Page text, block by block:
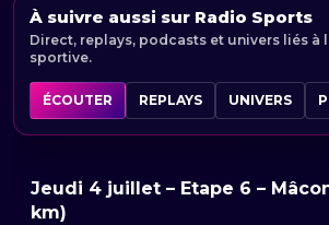
À suivre aussi sur Radio Sports
Direct, replays, podcasts et univers liés à
sportive.
ÉCOUTER REPLAYS UNIVERS
Jeudi 4 juillet – Etape 6 –
km)